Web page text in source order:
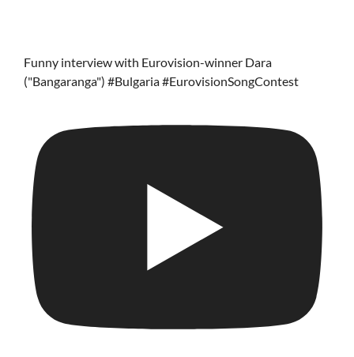
Funny interview with Eurovision-winner Dara
("Bangaranga") #Bulgaria #EurovisionSongContest